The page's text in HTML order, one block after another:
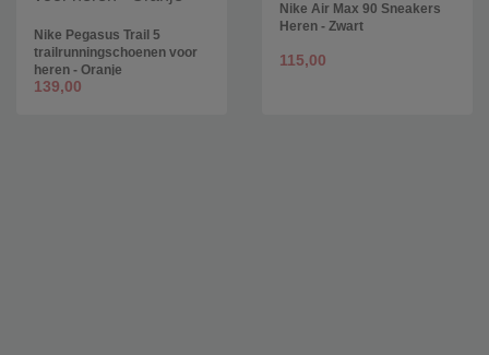
Nike Pegasus Trail 5
trailrunningschoenen voor
heren - Oranje
139,00
Nike Air Max 90 Sneakers
Heren - Zwart
115,00